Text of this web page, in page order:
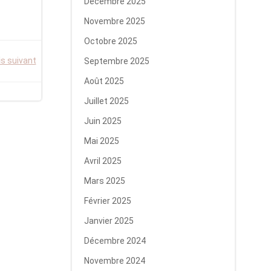
suivant
Novembre 2025
Octobre 2025
Septembre 2025
Août 2025
Juillet 2025
Juin 2025
Mai 2025
Avril 2025
Mars 2025
Février 2025
Janvier 2025
Décembre 2024
Novembre 2024